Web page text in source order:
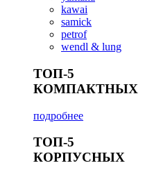
kawai
samick
petrof
wendl & lung
ТОП-5
КОМПАКТНЫХ
подробнее
ТОП-5
КОРПУСНЫХ